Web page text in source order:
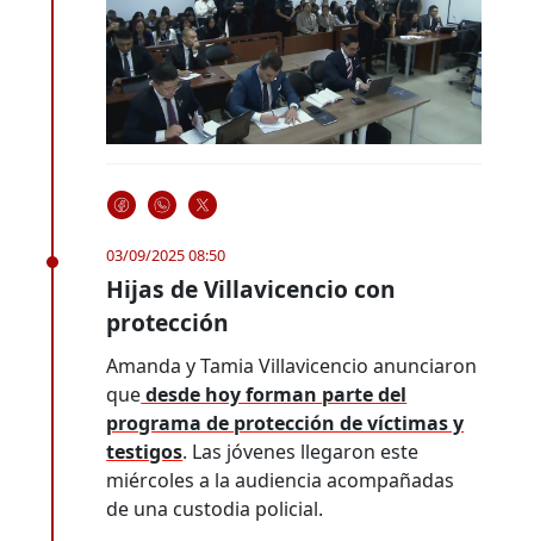
03/09/2025 08:50
Hijas de Villavicencio con
protección
Amanda y Tamia Villavicencio anunciaron
quedesde hoy forman parte del
programa de protección de víctimas y
testigos. Las jóvenes llegaron este
miércoles a la audiencia acompañadas
de una custodia policial.